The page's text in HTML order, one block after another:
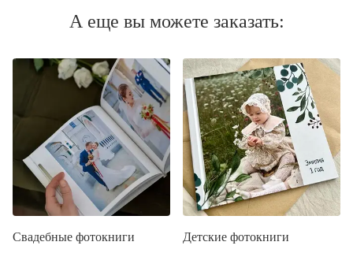
А еще вы можете заказать:
Свадебные фотокниги Детские фотокниги